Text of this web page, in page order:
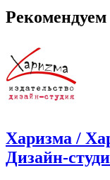
Рекомендуем
Харизма /
Дизайн-